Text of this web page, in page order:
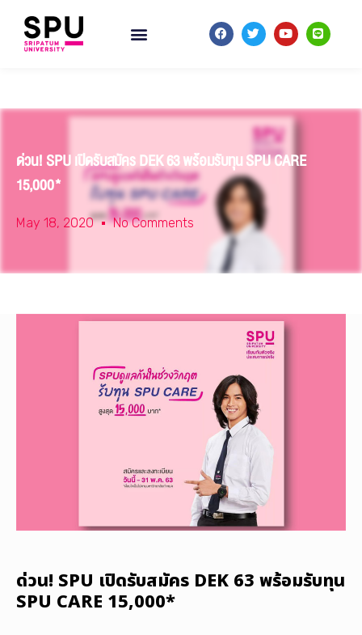
ด่วน! SPU เปิดรับสมัคร DEK 63 พร้อมรับทุน SPU CARE
15,000*
May 18, 2020 No Comments
ด่วน! SPU เปิดรับสมัคร DEK 63 พร้อมรับทุน
SPU CARE 15,000*